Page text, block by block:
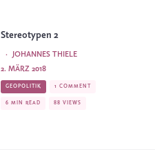
Stereotypen 2
JOHANNES THIELE
·
2. MÄRZ 2018
GEOPOLITIK 1 COMMENT
6 MIN READ 88 VIEWS